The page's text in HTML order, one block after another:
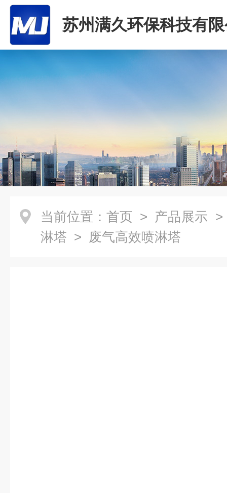
苏州满久环保科技有
当前位置： 首页 > 产品展示
淋塔 > 废气高效喷淋塔